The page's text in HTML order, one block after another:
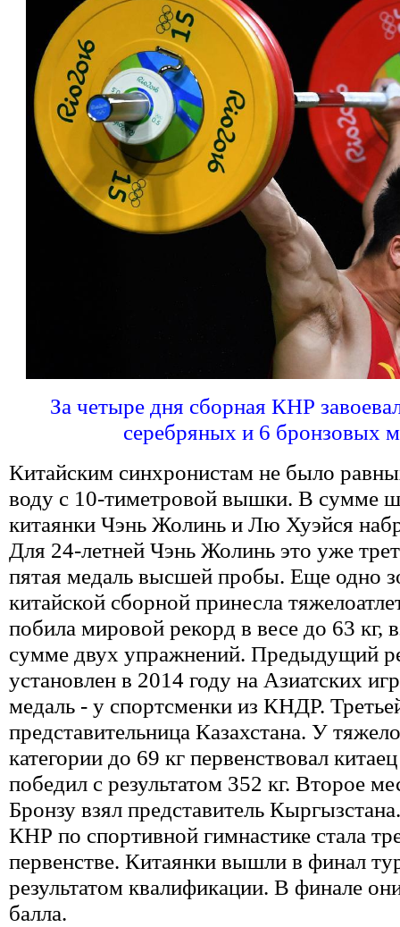
За четыре дня сборная КНР
серебряных и 6 бронзовых
Китайским синхронистам не было
воду с 10-тиметровой вышки. В сумме
китаянки Чэнь Жолинь и Лю Хуэйся
Для 24-летней Чэнь Жолинь это уже
пятая медаль высшей пробы. Еще одно
китайской сборной принесла
побила мировой рекорд в весе до 63 кг,
сумме двух упражнений. Предыдущий
установлен в 2014 году на Азиатских
медаль - у спортсменки из КНДР.
представительница Казахстана. У
категории до 69 кг первенствовал
победил с результатом 352 кг. Второе
Бронзу взял представитель
КНР по спортивной гимнастике стала
первенстве. Китаянки вышли в финал
результатом квалификации. В финале
балла.